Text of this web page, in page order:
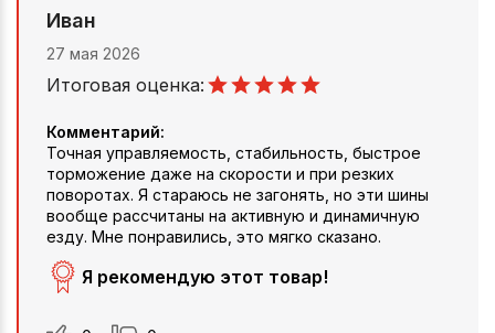
Иван
27 мая 2026
Итоговая оценка:
Комментарий:
Точная управляемость, стабильность, быстрое
торможение даже на скорости и при резких
поворотах. Я стараюсь не загонять, но эти шины
вообще рассчитаны на активную и динамичную
езду. Мне понравились, это мягко сказано.
Я рекомендую этот товар!